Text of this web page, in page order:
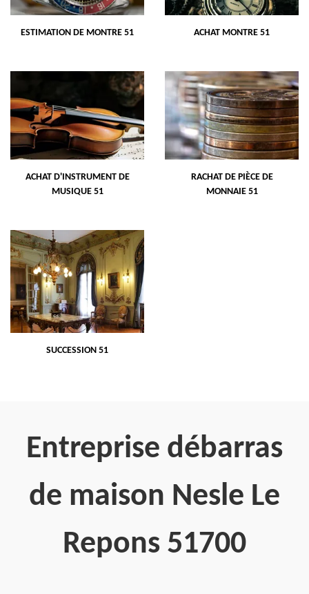
ESTIMATION DE MONTRE 51 ACHAT MONTRE 51
ACHAT D'INSTRUMENT DE
MUSIQUE 51
RACHAT DE PIÈCE DE
MONNAIE 51
SUCCESSION 51
Entreprise débarras
de maison Nesle Le
Repons 51700